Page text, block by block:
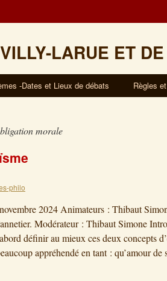
LARUE ET
-Dates et Lieux de débats Règles
morale
philo
2024 Animateurs : Thibaut
Modérateur : Thibaut Simone
définir au mieux ces deux concepts
appréhendé en tant : qu’amour